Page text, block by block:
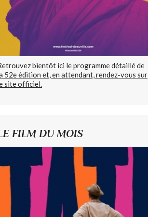
bientôt ici le programme détaillé de
52e édition et, en attendant, rendez-vous sur
site officiel.
FILM DU MOIS